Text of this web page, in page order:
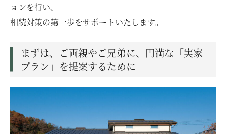
ョンを行い、
相続対策の第一歩をサポートいたします。
まずは、ご両親やご兄弟に、円満な「実家
プラン」を提案するために